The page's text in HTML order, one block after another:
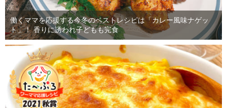
働くママを応援する今冬のベストレシピは「カレー風味ナゲッ
ト」！ 香りに誘われ子どもも完食